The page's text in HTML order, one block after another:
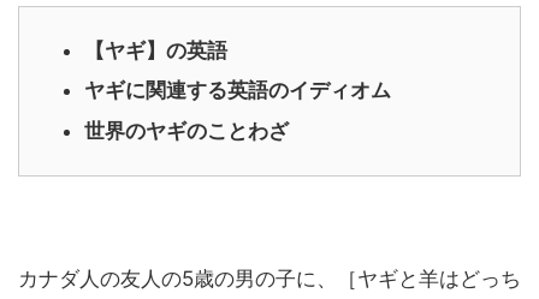
【ヤギ】の英語
ヤギに関連する英語のイディオム
世界のヤギのことわざ
カナダ人の友人の5歳の男の子に、［ヤギと羊はどっち